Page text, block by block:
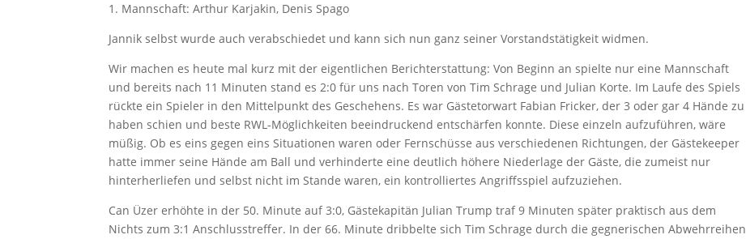
1. Mannschaft: Arthur Karjakin, Denis Spago
Jannik selbst wurde auch verabschiedet und kann sich nun ganz seiner Vorstandstätigkeit widmen.
Wir machen es heute mal kurz mit der eigentlichen Berichterstattung: Von Beginn an spielte nur eine Mannschaft
und bereits nach 11 Minuten stand es 2:0 für uns nach Toren von Tim Schrage und Julian Korte. Im Laufe des Spiels
rückte ein Spieler in den Mittelpunkt des Geschehens. Es war Gästetorwart Fabian Fricker, der 3 oder gar 4 Hände zu
haben schien und beste RWL-Möglichkeiten beeindruckend entschärfen konnte. Diese einzeln aufzuführen, wäre
müßig. Ob es eins gegen eins Situationen waren oder Fernschüsse aus verschiedenen Richtungen, der Gästekeeper
hatte immer seine Hände am Ball und verhinderte eine deutlich höhere Niederlage der Gäste, die zumeist nur
hinterherliefen und selbst nicht im Stande waren, ein kontrolliertes Angriffsspiel aufzuziehen.
Can Üzer erhöhte in der 50. Minute auf 3:0, Gästekapitän Julian Trump traf 9 Minuten später praktisch aus dem
Nichts zum 3:1 Anschlusstreffer. In der 66. Minute dribbelte sich Tim Schrage durch die gegnerischen Abwehrreihen